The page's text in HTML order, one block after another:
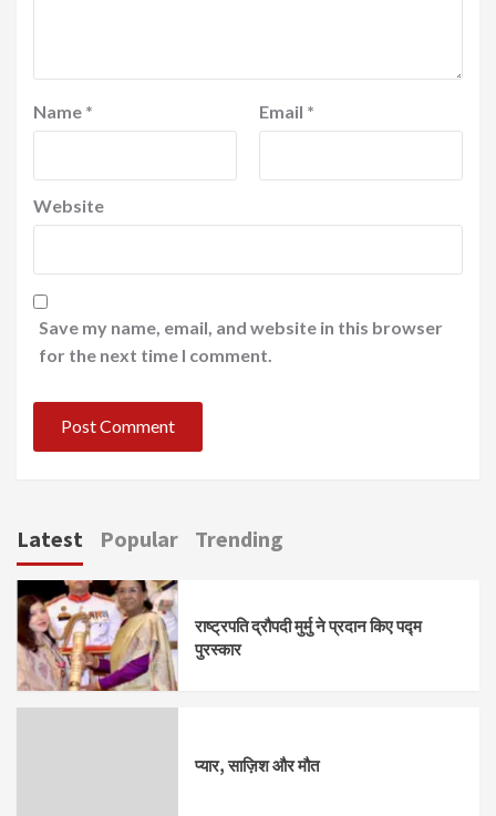
Name * Email *
Website
Save my name, email, and website in this browser
for the next time I comment.
Latest Popular Trending
राष्ट्रपति द्रौपदी मुर्मु ने प्रदान किए पद्म
पुरस्कार
प्यार, साज़िश और मौत